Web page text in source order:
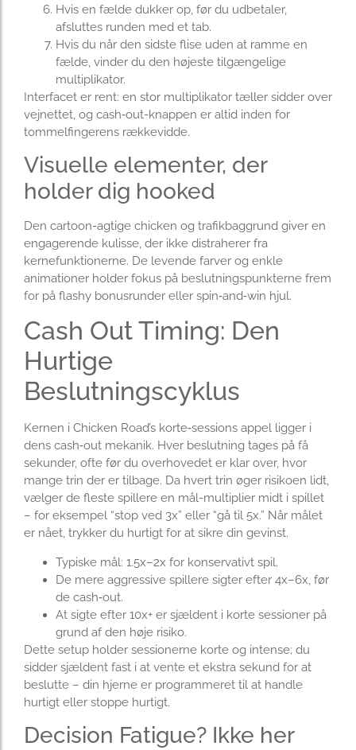
Hvis en fælde dukker op, før du udbetaler,
afsluttes runden med et tab.
Hvis du når den sidste flise uden at ramme en
fælde, vinder du den højeste tilgængelige
multiplikator.
Interfacet er rent: en stor multiplikator tæller sidder over
vejnettet, og cash‑out-knappen er altid inden for
tommelfingerens rækkevidde.
Visuelle elementer, der
holder dig hooked
Den cartoon-agtige chicken og trafikbaggrund giver en
engagerende kulisse, der ikke distraherer fra
kernefunktionerne. De levende farver og enkle
animationer holder fokus på beslutningspunkterne frem
for på flashy bonusrunder eller spin‑and‑win hjul.
Cash Out Timing: Den
Hurtige
Beslutningscyklus
Kernen i Chicken Road’s korte‑sessions appel ligger i
dens cash‑out mekanik. Hver beslutning tages på få
sekunder, ofte før du overhovedet er klar over, hvor
mange trin der er tilbage. Da hvert trin øger risikoen lidt,
vælger de fleste spillere en mål-multiplier midt i spillet
– for eksempel “stop ved 3x” eller “gå til 5x.” Når målet
er nået, trykker du hurtigt for at sikre din gevinst.
Typiske mål: 1.5x–2x for konservativt spil.
De mere aggressive spillere sigter efter 4x–6x, før
de cash‑out.
At sigte efter 10x+ er sjældent i korte sessioner på
grund af den høje risiko.
Dette setup holder sessionerne korte og intense; du
sidder sjældent fast i at vente et ekstra sekund for at
beslutte – din hjerne er programmeret til at handle
hurtigt eller stoppe hurtigt.
Decision Fatigue? Ikke her